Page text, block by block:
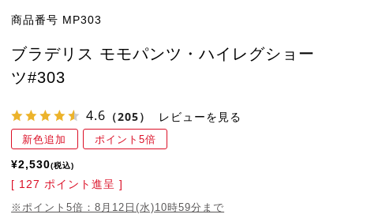
商品番号 MP303
ブラデリス モモパンツ・ハイレグショー
ツ#303
4.6 （205） レビューを見る
新色追加 ポイント5倍
¥2,530 税込
[ 127 ポイント進呈 ]
※ポイント5倍：8月12日(水)10時59分まで